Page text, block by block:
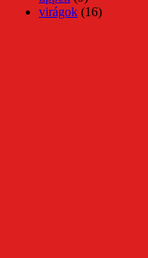
virágok (16)